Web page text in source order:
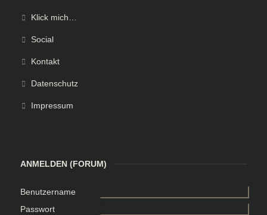
ANMELDEN (FORUM)
Benutzername
Passwort
Klick mich…
Social
Kontakt
Datenschutz
Impressum